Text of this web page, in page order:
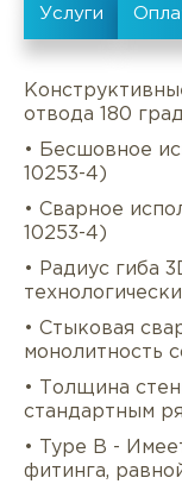
отвода 180
• Бесшовное
10253-4)
• Сварное
10253-4)
• Радиус гиба
• Стыковая
монолитность
• Толщина
стандартным
• Type B -
фитинга,